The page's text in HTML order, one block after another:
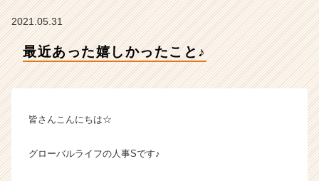
ベ
チ
長
2021.05.31
最近あった嬉しかったこと♪
皆さんこんにちは☆
グローバルライフの人事Sです♪